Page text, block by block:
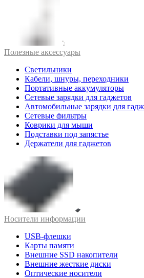
Полезные аксессуары
Светильники
Кабели, шнуры, переходники
Портативные аккумуляторы
Сетевые зарядки для гаджетов
Автомобильные зарядки для
Сетевые фильтры
Коврики для мыши
Подставки под запястье
Держатели для гаджетов
Носители информации
USB-флешки
Карты памяти
Внешние SSD накопители
Внешние жесткие диски
Оптические носители